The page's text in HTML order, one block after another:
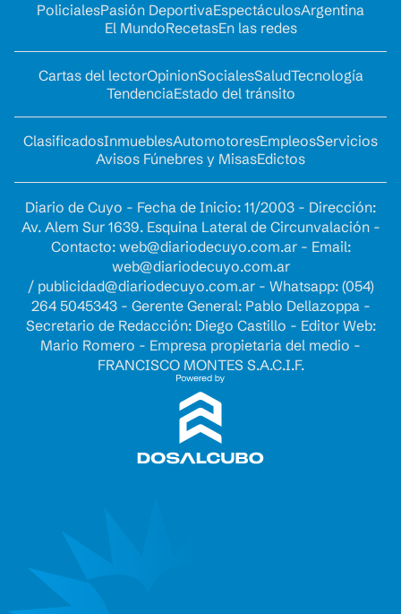
PolicialesPasión DeportivaEspectáculosArgentina
El MundoRecetasEn las redes
Cartas del lectorOpinionSocialesSaludTecnología
TendenciaEstado del tránsito
ClasificadosInmueblesAutomotoresEmpleosServicios
Avisos Fúnebres y MisasEdictos
Diario de Cuyo - Fecha de Inicio: 11/2003 - Dirección:
Av. Alem Sur 1639. Esquina Lateral de Circunvalación -
Contacto: web@diariodecuyo.com.ar- Email:
web@diariodecuyo.com.ar
/ publicidad@diariodecuyo.com.ar- Whatsapp: (054)
264 5045343 - Gerente General: Pablo Dellazoppa -
Secretario de Redacción: Diego Castillo - Editor Web:
Mario Romero - Empresa propietaria del medio -
FRANCISCO MONTES S.A.C.I.F.